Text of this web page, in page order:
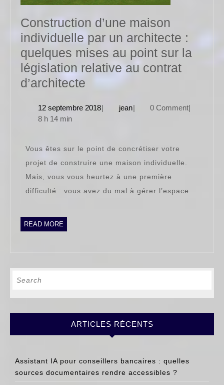
Construction d’une maison
individuelle par un architecte :
quelques mises au point sur la
législation relative au contrat
d’architecte
maison
par
un
architecte
:
au
contrat
12 septembre 201812
| jeanjean
| 0 Comment|
8 h 14 min
Vous êtes sur le point de concrétiser votre
projet de construire une maison individuelle.
Mais, vous vous heurtez à une première
difficulté : vous avez du mal à gérer l’espace
READ MORE
ARTICLES RÉCENTS
Assistant IA pour conseillers bancaires : quelles
sources documentaires rendre accessibles ?